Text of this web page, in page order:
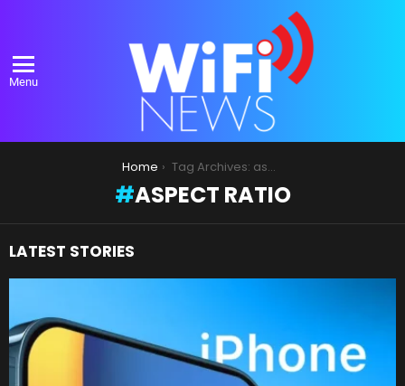
Menu
Home Tag Archives: aspect ratio
ASPECT RATIO
LATEST STORIES